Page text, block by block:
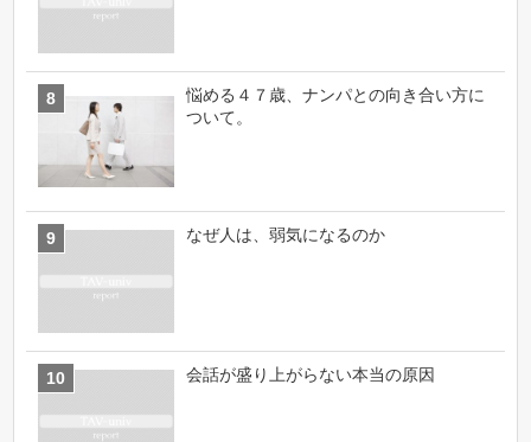
悩める４７歳、ナンパとの向き合い方に
ついて。
なぜ人は、弱気になるのか
会話が盛り上がらない本当の原因